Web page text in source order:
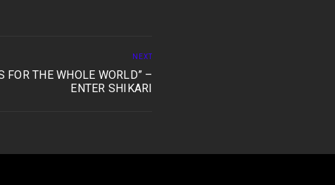
NEXT
FOR THE WHOLE WORLD” –
ENTER SHIKARI